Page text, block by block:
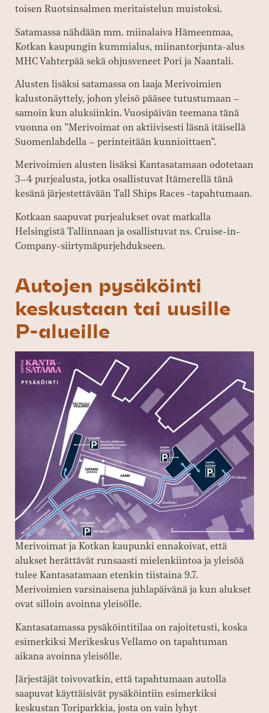
toisen Ruotsinsalmen meritaistelun muistoksi.
Satamassa nähdään mm. miinalaiva Hämeenmaa,
Kotkan kaupungin kummialus, miinantorjunta-alus
MHC Vahterpää sekä ohjusveneet Pori ja Naantali.
Alusten lisäksi satamassa on laaja Merivoimien
kalustonäyttely, johon yleisö pääsee tutustumaan –
samoin kun aluksiinkin. Vuosipäivän teemana tänä
vuonna on ”Merivoimat on aktiivisesti läsnä itäisellä
Suomenlahdella – perinteitään kunnioittaen”.
Merivoimien alusten lisäksi Kantasatamaan odotetaan
3–4 purjealusta, jotka osallistuvat Itämerellä tänä
kesänä järjestettävään Tall Ships Races -tapahtumaan.
Kotkaan saapuvat purjealukset ovat matkalla
Helsingistä Tallinnaan ja osallistuvat ns. Cruise-in-
Company-siirtymäpurjehdukseen.
Autojen pysäköinti
keskustaan tai uusille
P-alueille
Merivoimat ja Kotkan kaupunki ennakoivat, että
alukset herättävät runsaasti mielenkiintoa ja yleisöä
tulee Kantasatamaan etenkin tiistaina 9.7.
Merivoimien varsinaisena juhlapäivänä ja kun alukset
ovat silloin avoinna yleisölle.
Kantasatamassa pysäköintitilaa on rajoitetusti, koska
esimerkiksi Merikeskus Vellamo on tapahtuman
aikana avoinna yleisölle.
Järjestäjät toivovatkin, että tapahtumaan autolla
saapuvat käyttäisivät pysäköintiin esimerkiksi
keskustan Toriparkkia, josta on vain lyhyt